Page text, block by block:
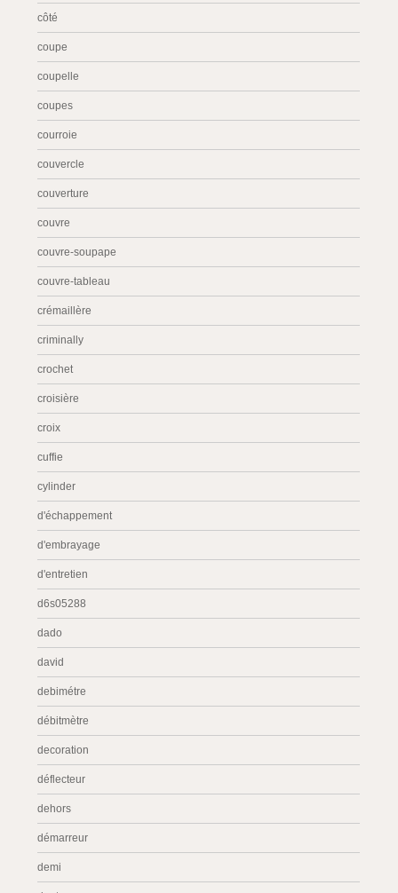
côté
coupe
coupelle
coupes
courroie
couvercle
couverture
couvre
couvre-soupape
couvre-tableau
crémaillère
criminally
crochet
croisière
croix
cuffie
cylinder
d'échappement
d'embrayage
d'entretien
d6s05288
dado
david
debimétre
débitmètre
decoration
déflecteur
dehors
démarreur
demi